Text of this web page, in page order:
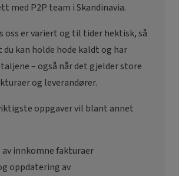
med P2P team i Skandinavia.
oss er variert og til tider hektisk, så
kan holde hode kaldt og har
– også når det gjelder store
og leverandører.
oppgaver vil blant annet
innkomne fakturaer
oppdatering av